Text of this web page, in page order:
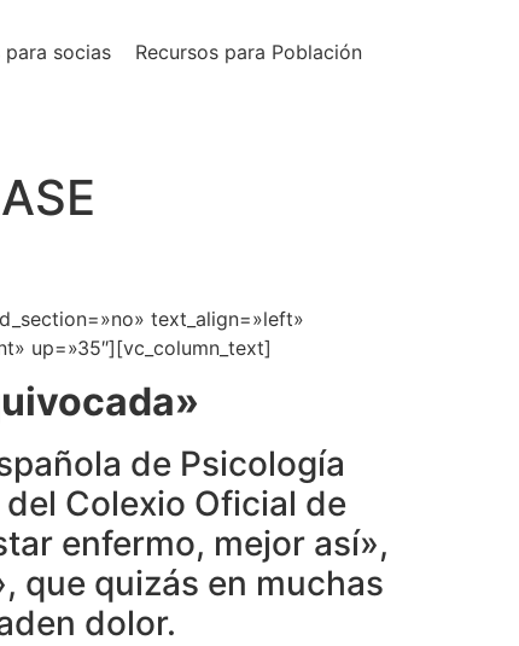
para socias Recursos para Población
text_align=»left»
up=»35″][vc_column_text]
de Psicología
Colexio Oficial de
enfermo, mejor así»,
que quizás en muchas
dolor.